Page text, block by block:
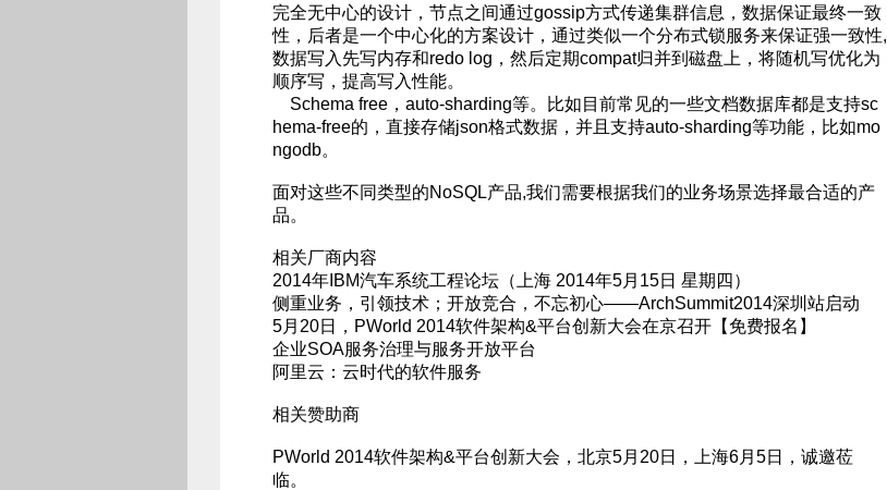
完全无中心的设计，节点之间通过gossip方式传递集群信息，数据保证最终一致
性，后者是一个中心化的方案设计，通过类似一个分布式锁服务来保证强一致性,
数据写入先写内存和redo log，然后定期compat归并到磁盘上，将随机写优化为
顺序写，提高写入性能。
Schema free，auto-sharding等。比如目前常见的一些文档数据库都是支持sc
hema-free的，直接存储json格式数据，并且支持auto-sharding等功能，比如mo
ngodb。
面对这些不同类型的NoSQL产品,我们需要根据我们的业务场景选择最合适的产
品。
相关厂商内容
2014年IBM汽车系统工程论坛（上海 2014年5月15日 星期四）
侧重业务，引领技术；开放竞合，不忘初心——ArchSummit2014深圳站启动
5月20日，PWorld 2014软件架构&平台创新大会在京召开【免费报名】
企业SOA服务治理与服务开放平台
阿里云：云时代的软件服务
相关赞助商
PWorld 2014软件架构&平台创新大会，北京5月20日，上海6月5日，诚邀莅
临。